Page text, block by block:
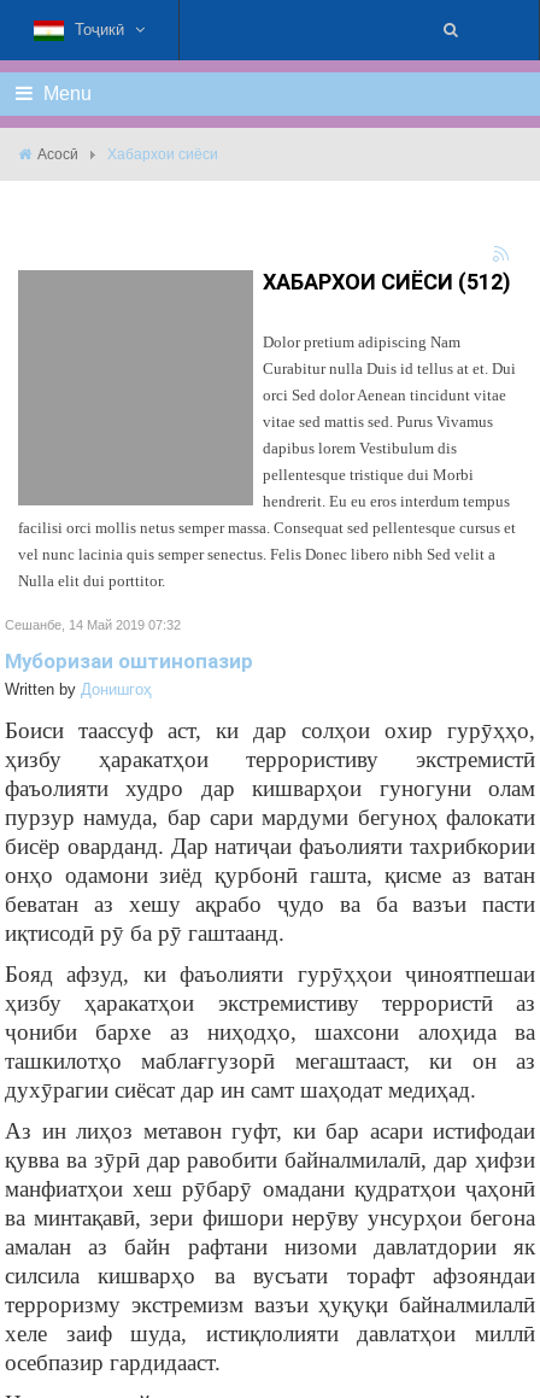
Тоҷикӣ
Menu
Асосӣ Хабархои сиёси
ХАБАРХОИ СИЁСИ (512)
Dolor pretium adipiscing Nam
Curabitur nulla Duis id tellus at et. Dui
orci Sed dolor Aenean tincidunt vitae
vitae sed mattis sed. Purus Vivamus
dapibus lorem Vestibulum dis
pellentesque tristique dui Morbi
hendrerit. Eu eu eros interdum tempus
facilisi orci mollis netus semper massa. Consequat sed pellentesque cursus et
vel nunc lacinia quis semper senectus. Felis Donec libero nibh Sed velit a
Nulla elit dui porttitor.
Сешанбе, 14 Май 2019 07:32
Муборизаи оштинопазир
Written by Донишгоҳ
Боиси таассуф аст, ки дар солҳои охир гурӯҳҳо,
ҳизбу ҳаракатҳои террористиву экстремистӣ
фаъолияти худро дар кишварҳои гуногуни олам
пурзур намуда, бар сари мардуми бегуноҳ фалокати
бисёр оварданд. Дар натиҷаи фаъолияти тахрибкории
онҳо одамони зиёд қурбонӣ гашта, қисме аз ватан
беватан аз хешу ақрабо ҷудо ва ба вазъи пасти
иқтисодӣ рӯ ба рӯ гаштаанд.
Бояд афзуд, ки фаъолияти гурӯҳҳои ҷиноятпешаи
ҳизбу ҳаракатҳои экстремистиву террористӣ аз
ҷониби бархе аз ниҳодҳо, шахсони алоҳида ва
ташкилотҳо маблағгузорӣ мегаштааст, ки он аз
духӯрагии сиёсат дар ин самт шаҳодат медиҳад.
Аз ин лиҳоз метавон гуфт, ки бар асари истифодаи
қувва ва зӯрӣ дар равобити байналмилалӣ, дар ҳифзи
манфиатҳои хеш рӯбарӯ омадани қудратҳои ҷаҳонӣ
ва минтақавӣ, зери фишори нерӯву унсурҳои бегона
амалан аз байн рафтани низоми давлатдории як
силсила кишварҳо ва вусъати торафт афзояндаи
терроризму экстремизм вазъи ҳуқуқи байналмилалӣ
хеле заиф шуда, истиқлолияти давлатҳои миллӣ
осебпазир гардидааст.